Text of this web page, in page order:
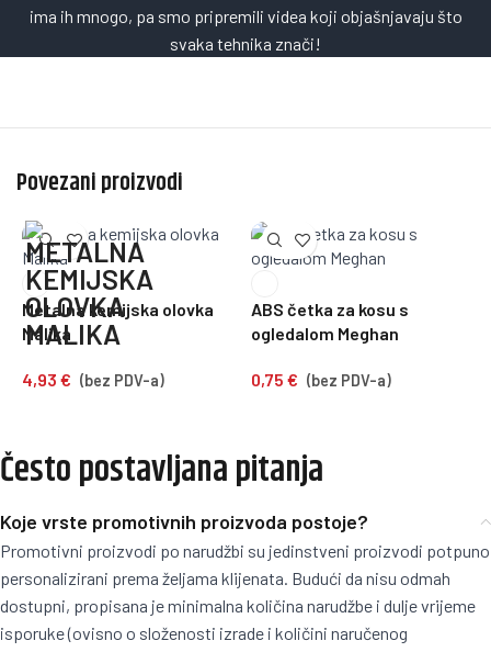
ima ih mnogo, pa smo pripremili videa koji objašnjavaju što
svaka tehnika znači!
Povezani proizvodi
Metalna kemijska olovka
Malika
4,93 € (bez PDV-a)
ABS četka za kosu s
ogledalom Meghan
0,75 € (bez PDV-a)
Često postavljana pitanja
Koje vrste promotivnih proizvoda postoje?
Promotivni proizvodi po narudžbi su jedinstveni proizvodi potpuno
personalizirani prema željama klijenata. Budući da nisu odmah
dostupni, propisana je minimalna količina narudžbe i dulje vrijeme
isporuke (ovisno o složenosti izrade i količini naručenog